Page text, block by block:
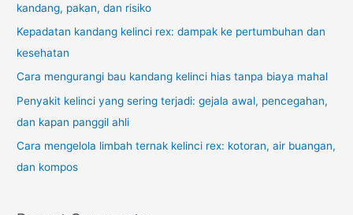
f
o
r
:
kandang, pakan, dan risiko
Kepadatan kandang kelinci rex: dampak ke pertumbuhan dan
kesehatan
Cara mengurangi bau kandang kelinci hias tanpa biaya mahal
Penyakit kelinci yang sering terjadi: gejala awal, pencegahan,
dan kapan panggil ahli
Cara mengelola limbah ternak kelinci rex: kotoran, air buangan,
dan kompos